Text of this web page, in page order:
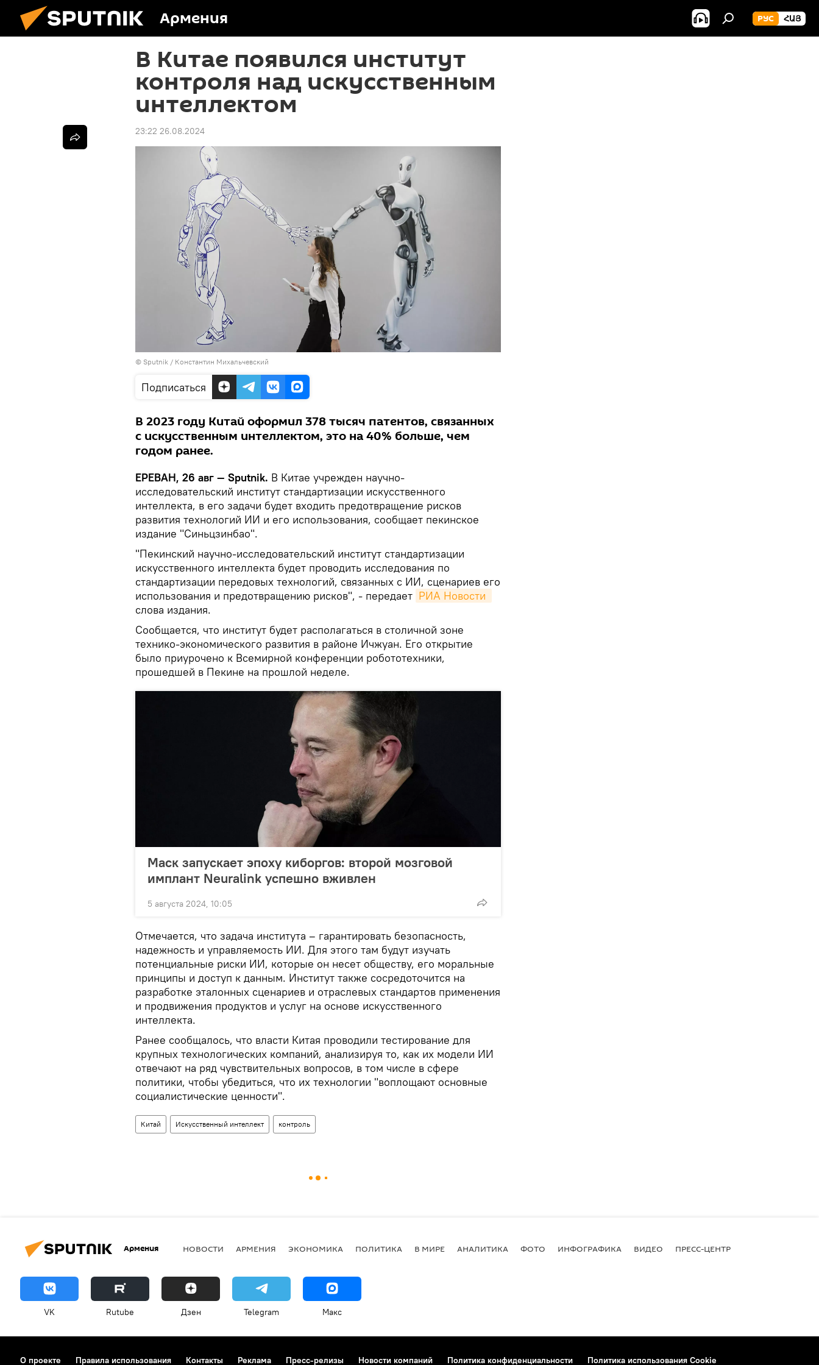
Армения РУС ՀԱՅ
В Китае появился институт
контроля над искусственным
интеллектом
23:22 26.08.2024
© Sputnik / Константин Михальчевский
Подписаться
В 2023 году Китай оформил 378 тысяч патентов, связанных
с искусственным интеллектом, это на 40% больше, чем
годом ранее.
ЕРЕВАН, 26 авг — Sputnik. В Китае учрежден научно-
исследовательский институт стандартизации искусственного
интеллекта, в его задачи будет входить предотвращение рисков
развития технологий ИИ и его использования, сообщает пекинское
издание "Синьцзинбао".
"Пекинский научно-исследовательский институт стандартизации
искусственного интеллекта будет проводить исследования по
стандартизации передовых технологий, связанных с ИИ, сценариев его
использования и предотвращению рисков", - передает
слова издания.
Сообщается, что институт будет располагаться в столичной зоне
технико-экономического развития в районе Ичжуан. Его открытие
было приурочено к Всемирной конференции робототехники,
прошедшей в Пекине на прошлой неделе.
Маск запускает эпоху киборгов: второй мозговой
имплант Neuralink успешно вживлен
5 августа 2024, 10:05
Отмечается, что задача института – гарантировать безопасность,
надежность и управляемость ИИ. Для этого там будут изучать
потенциальные риски ИИ, которые он несет обществу, его моральные
принципы и доступ к данным. Институт также сосредоточится на
разработке эталонных сценариев и отраслевых стандартов применения
и продвижения продуктов и услуг на основе искусственного
интеллекта.
Ранее сообщалось, что власти Китая проводили тестирование для
крупных технологических компаний, анализируя то, как их модели ИИ
отвечают на ряд чувствительных вопросов, в том числе в сфере
политики, чтобы убедиться, что их технологии "воплощают основные
социалистические ценности".
Китай Искусственный интеллект контроль
Армения НОВОСТИ АРМЕНИЯ ЭКОНОМИКА ПОЛИТИКА В МИРЕ АНАЛИТИКА ФОТО ИНФОГРАФИКА ВИДЕО ПРЕСС-ЦЕНТР
VK Rutube Дзен Telegram Макс
О проекте Правила использования Контакты Реклама Пресс-релизы Новости компаний Политика конфиденциальности Политика использования Cookie